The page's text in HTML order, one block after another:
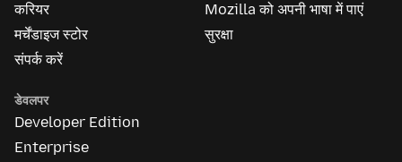
करियर
मर्चेंडाइज स्टोर
संपर्क करें
Mozilla को अपनी भाषा में पाएं
सुरक्षा
डेवलपर
Developer Edition
Enterprise